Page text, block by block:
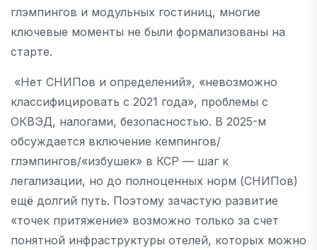
глэмпингов и модульных гостиниц, многие
ключевые моменты не были формализованы на
старте.
«Нет СНИПов и определений», «невозможно
классифицировать с 2021 года», проблемы с
ОКВЭД, налогами, безопасностью. В 2025-м
обсуждается включение кемпингов/
глэмпингов/«избушек» в КСР — шаг к
легализации, но до полноценных норм (СНИПов)
ещё долгий путь. Поэтому зачастую развитие
«точек притяжение» возможно только за счет
понятной инфраструктуры отелей, которых можно